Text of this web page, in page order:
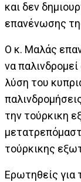
και δεν
επανένωσης
Ο κ. Μαλάς
να
λύση του
την τούρκικη
τούρκικης
Ερωτηθείς για